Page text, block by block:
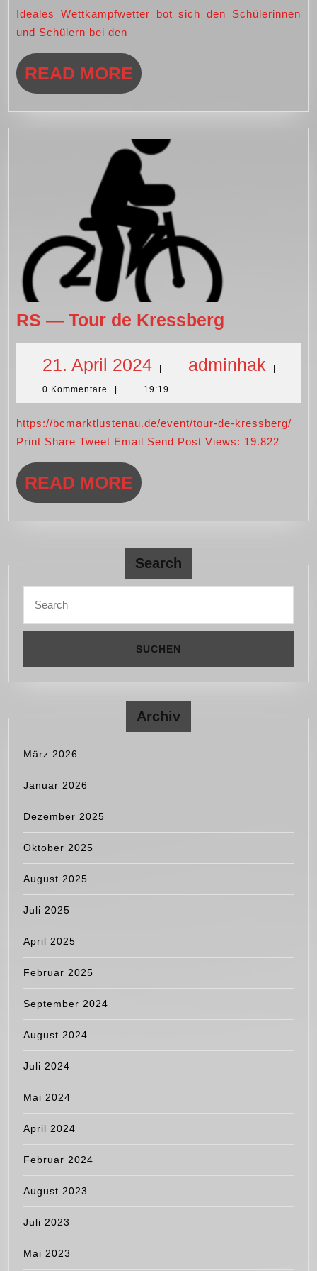
Juni
Dinkelsbühl
2024
und Schülern bei den
READ MORE READ
RS — Tour de Kressberg
—
Tour
Kressberg
21. April 2024 21.
April
2024
| adminhak |
0 Kommentare | 19:19
https://bcmarktlustenau.de/event/tour-de-kressberg/
Print Share Tweet Email Send Post Views: 19.822
READ MORE READ
Search
for:
Archiv
März 2026
Januar 2026
Dezember 2025
Oktober 2025
August 2025
Juli 2025
April 2025
Februar 2025
September 2024
August 2024
Juli 2024
Mai 2024
April 2024
Februar 2024
August 2023
Juli 2023
Mai 2023